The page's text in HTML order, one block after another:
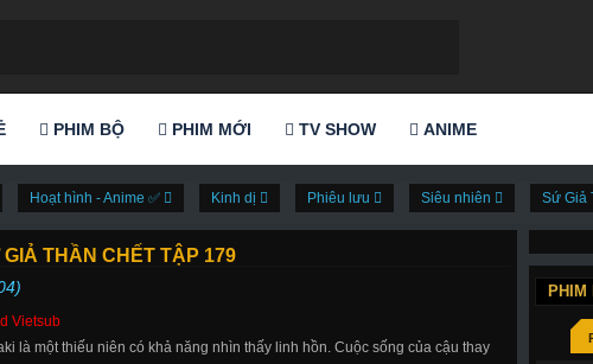
PHIM BỘ PHIM MỚI TV SHOW ANIME
Hoạt hình - Anime ✅ Kinh dị Phiêu lưu Siêu nhiên Sứ Giả
THẦN CHẾT TẬP 179
Vietsub
là một thiếu niên có khả năng nhìn thấy linh hồn. Cuộc sống của cậu thay
PHIM